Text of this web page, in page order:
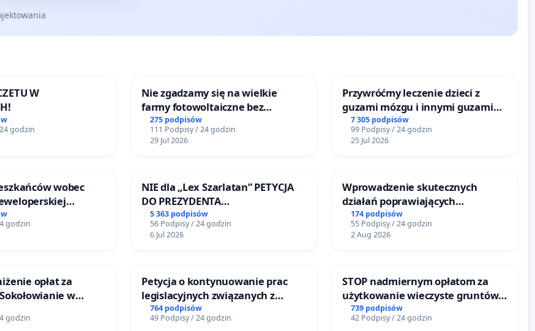
W
godzin
Nie zgadzamy się na wielkie
farmy fotowoltaiczne bez
rzetelnych analiz i akceptacji
mieszkańców
275 podpisów
111 Podpisy / 24 godzin
29 Jul 2026
Przywróćmy leczenie dzieci z
guzami mózgu i innymi guzami
litymi do Górnośląskiego
Centrum Zdrowia Dziecka w
Katowicach
7 305 podpisów
99 Podpisy / 24 godzin
25 Jul 2026
wobec
w rejonie
w Bielsku-
godzin
NIE dla „Lex Szarlatan” PETYCJA
DO PREZYDENTA
RZECZYPOSPOLITEJ POLSKIEJ
5 363 podpisów
56 Podpisy / 24 godzin
6 Jul 2026
Wprowadzenie skutecznych
działań poprawiających
bezpieczeństwo na ulicy
Żeromskiego w Otwocku
174 podpisów
55 Podpisy / 24 godzin
2 Aug 2026
opłat za
w
Ośrodku Kultury
godzin
Petycja o kontynuowanie prac
legislacyjnych związanych z
reformą prawa rodzinnego
764 podpisów
49 Podpisy / 24 godzin
STOP nadmiernym opłatom za
użytkowanie wieczyste gruntów
zajmowanych przez rodzinne
ogrody działkowe.
739 podpisów
42 Podpisy / 24 godzin